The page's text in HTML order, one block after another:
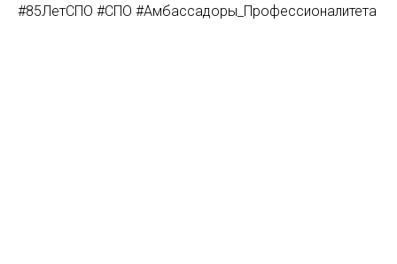
#85ЛетСПО #СПО #Амбассадоры_Профессионалитета